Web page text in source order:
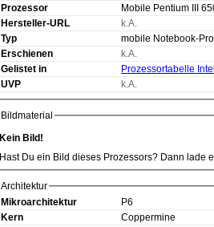
Prozessor
Mobile Pentium III
Hersteller-URL
k.A.
Typ
mobile Notebook-
Erschienen
k.A.
Gelistet in
Prozessortabelle
UVP
k.A.
Bildmaterial
Kein Bild!
Hast Du ein Bild dieses Prozessors? Dann lade
Architektur
Mikroarchitektur
P6
Kern
Coppermine